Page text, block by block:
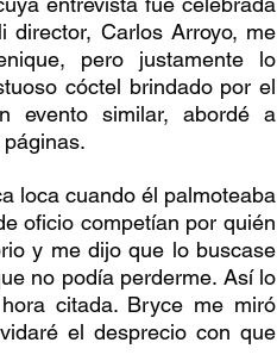
director, Carlos Arroyo, me
pero justamente lo
cóctel brindado por el
evento similar, abordé a
loca cuando él palmoteaba
oficio competían por quién
y me dijo que lo buscase
no podía perderme. Así lo
citada. Bryce me miró
el desprecio con que